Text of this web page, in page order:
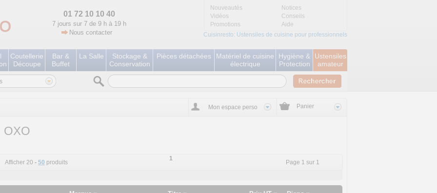
01 72 10 10 40
7 jours sur 7 de 9 h à 19 h
Nous contacter
Nouveautés
Notices
Vidéos
Conseils
Promotions
Aide
Cuisinresto: Ustensiles de cuisine pour professionnels
Coutellerie
Découpe
Bar &
Buffet
La Salle
Stockage &
Conservation
Pièces détachées
Matériel de cuisine
électrique
Hygiène &
Protection
Ustensiles
amateur
Mon espace perso Panier
OXO
Afficher 20 - 50 produits
1
Page 1 sur 1